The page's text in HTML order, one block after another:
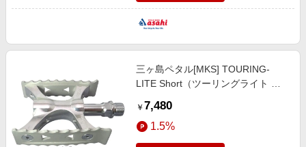
三ヶ島ペタル[MKS] TOURING-
LITE Short（ツーリングライト シ
デル ペダル
￥ 7,480
1.5%